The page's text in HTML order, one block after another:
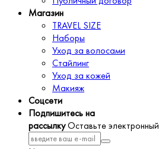
Магазин
TRAVEL SIZE
Наборы
Уход за волосами
Стайлинг
Уход за кожей
Макияж
Соцсети
Подпишитесь на
рассылкуОставьте